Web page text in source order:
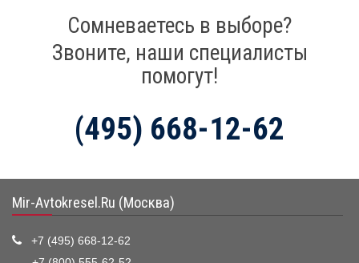
Сомневаетесь в выборе?
Звоните, наши специалисты
помогут!
(495) 668-12-62
Mir-Avtokresel.Ru (Москва)
+7 (495) 668-12-62